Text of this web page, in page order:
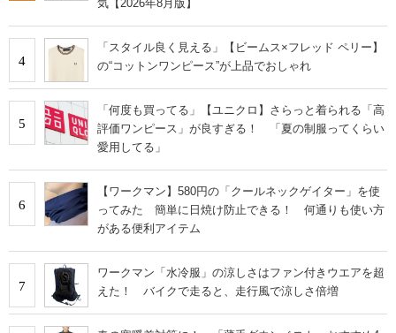
気【2026年8月版】
4
「スタイル良く見える」【ビームス×フレッド ペリー】
の“コットンワンピース”が上品でおしゃれ
5
「何度も買ってる」【ユニクロ】さらっと着られる「高
評価ワンピース」が良すぎる！ 「夏の制服ってくらい
愛用してる」
6
【ワークマン】580円の「クールネックゲイター」を使
ってみた 簡単に日焼け防止できる！ 何通りも使い方
がある便利アイテム
7
ワークマン「水冷服」の涼しさはファン付きウエアを超
えた！ バイクで走ると、走行風で涼しさ倍増